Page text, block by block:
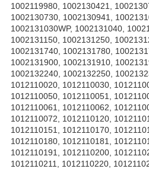
1002119980, 1002130421,
1002130730, 1002130941,
1002131030WP, 1002131040,
1002131150, 1002131250,
1002131740, 1002131780,
1002131900, 1002131910,
1002132240, 1002132250,
1012110020, 1012110030,
1012110050, 1012110051,
1012110061, 1012110062,
1012110072, 1012110120,
1012110151, 1012110170,
1012110180, 1012110181,
1012110191, 1012110200,
1012110211, 1012110220,